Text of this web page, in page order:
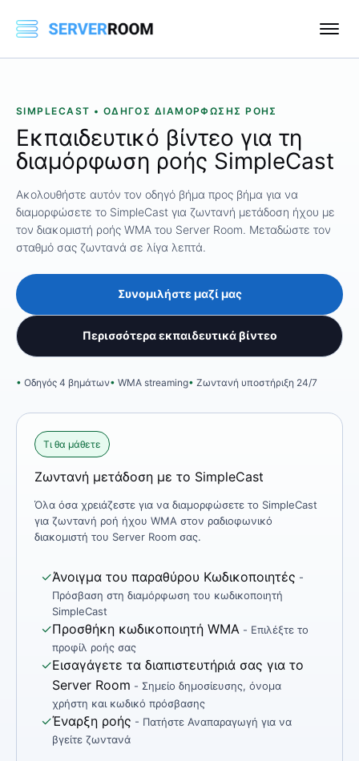
SIMPLECAST • ΟΔΗΓΌΣ ΔΙΑΜΌΡΦΩΣΗΣ ΡΟΉΣ
Εκπαιδευτικό βίντεο για τη
διαμόρφωση ροής SimpleCast
Ακολουθήστε αυτόν τον οδηγό βήμα προς βήμα για να
διαμορφώσετε το SimpleCast για ζωντανή μετάδοση ήχου με
τον διακομιστή ροής WMA του Server Room. Μεταδώστε τον
σταθμό σας ζωντανά σε λίγα λεπτά.
Συνομιλήστε μαζί μας
Περισσότερα εκπαιδευτικά βίντεο
Οδηγός 4 βημάτων WMA streaming Ζωντανή υποστήριξη 24/7
Τι θα μάθετε
Ζωντανή μετάδοση με το SimpleCast
Όλα όσα χρειάζεστε για να διαμορφώσετε το SimpleCast
για ζωντανή ροή ήχου WMA στον ραδιοφωνικό
διακομιστή του Server Room σας.
✓Άνοιγμα του παραθύρου Κωδικοποιητές -
Πρόσβαση στη διαμόρφωση του κωδικοποιητή
SimpleCast
✓Προσθήκη κωδικοποιητή WMA - Επιλέξτε το
προφίλ ροής σας
✓Εισαγάγετε τα διαπιστευτήριά σας για το
Server Room - Σημείο δημοσίευσης, όνομα
χρήστη και κωδικό πρόσβασης
✓Έναρξη ροής - Πατήστε Αναπαραγωγή για να
βγείτε ζωντανά